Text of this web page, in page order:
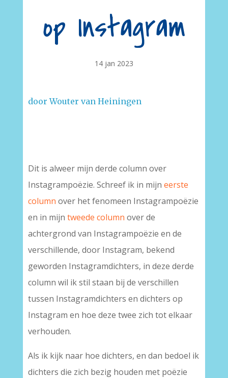
op Instagram
14 jan 2023
door Wouter van Heiningen
Dit is alweer mijn derde column over
Instagrampoëzie. Schreef ik in mijn eerste
column over het fenomeen Instagrampoëzie
en in mijn tweede column over de
achtergrond van Instagrampoëzie en de
verschillende, door Instagram, bekend
geworden Instagramdichters, in deze derde
column wil ik stil staan bij de verschillen
tussen Instagramdichters en dichters op
Instagram en hoe deze twee zich tot elkaar
verhouden.
Als ik kijk naar hoe dichters, en dan bedoel ik
dichters die zich bezig houden met poëzie